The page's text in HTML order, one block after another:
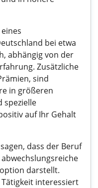
bei etwa
abhängig von der
Zusätzliche
sind
in größeren
spezielle
auf Ihr Gehalt
dass der Beruf
darstellt.
interessiert